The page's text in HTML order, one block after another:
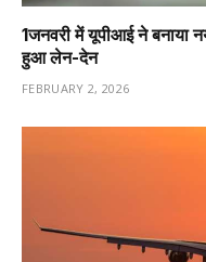
1️जनवरी में यूपीआई ने बनाया
हुआ लेन-देन
FEBRUARY 2, 2026